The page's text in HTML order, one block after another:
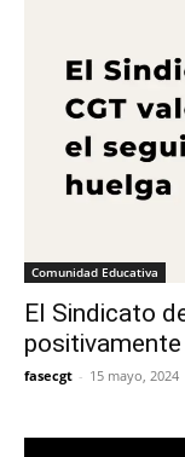
Comunidad Educativa
El Sindicato
fasecgt - 15 mayo, 2024